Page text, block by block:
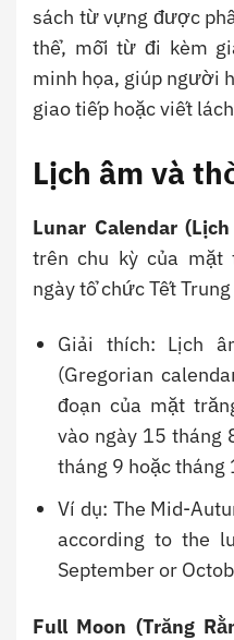
sách từ vựng được
thể, mỗi từ đi kèm
minh họa, giúp người
giao tiếp hoặc viết
Lịch âm và
Lunar Calendar
trên chu kỳ của mặt
ngày tổ chức Tết Trung
Giải thích: Lịch
(Gregorian
đoạn của mặt
vào ngày 15
tháng 9 hoặc
Ví dụ: The Mid-
according to the
September or
Full Moon (Trăng